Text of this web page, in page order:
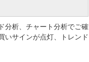
分析、チャート分析でご確
いサインが点灯、トレンド